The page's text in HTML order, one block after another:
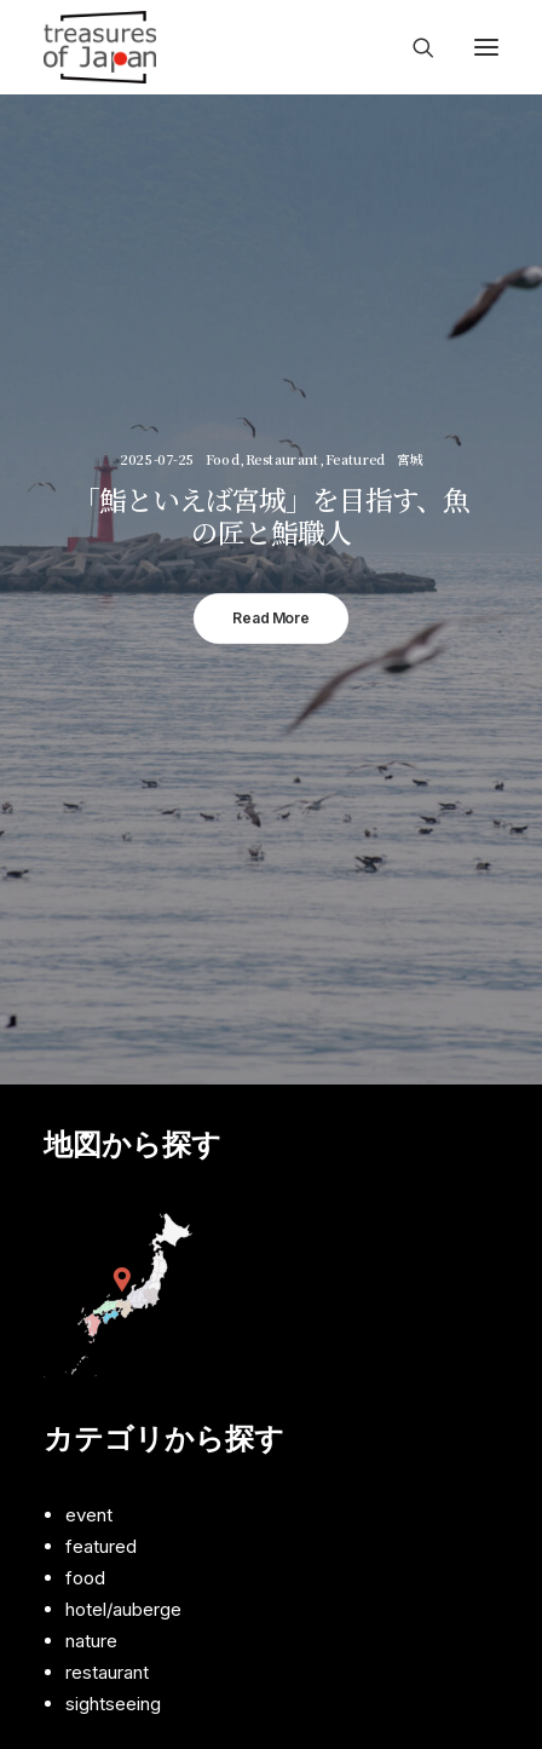
2025-07-25 Food Restaurant Featured 宮城
「鮨といえば宮城」を目指す、魚
の匠と鮨職人
Read More
地図から探す
カテゴリから探す
event
featured
food
hotel/auberge
nature
restaurant
sightseeing